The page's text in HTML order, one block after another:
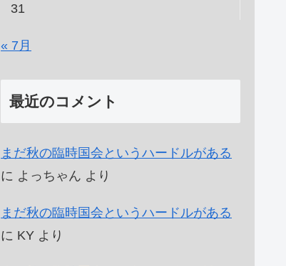
31
« 7月
最近のコメント
まだ秋の臨時国会というハードルがある
に よっちゃん より
まだ秋の臨時国会というハードルがある
に KY より